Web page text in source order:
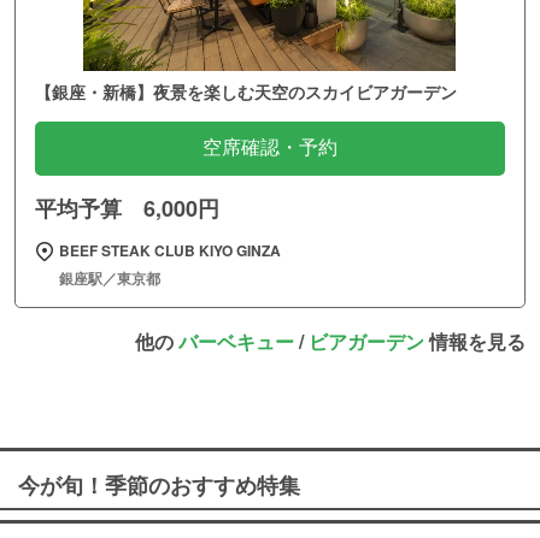
【銀座・新橋】夜景を楽しむ天空のスカイビアガーデン
空席確認・予約
平均予算 6,000円
BEEF STEAK CLUB KIYO GINZA
銀座駅／東京都
他のバーベキュー/ ビアガーデン情報を見る
今が旬！季節のおすすめ特集